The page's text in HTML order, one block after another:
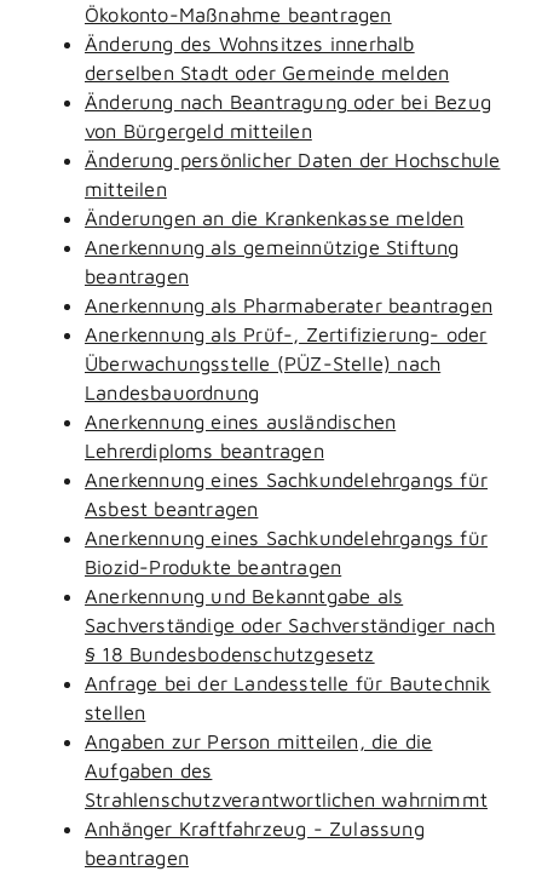
Ökokonto-Maßnahme beantragen
Änderung des Wohnsitzes innerhalb
derselben Stadt oder Gemeinde melden
Änderung nach Beantragung oder bei Bezug
von Bürgergeld mitteilen
Änderung persönlicher Daten der Hochschule
mitteilen
Änderungen an die Krankenkasse melden
Anerkennung als gemeinnützige Stiftung
beantragen
Anerkennung als Pharmaberater beantragen
Anerkennung als Prüf-, Zertifizierung- oder
Überwachungsstelle (PÜZ-Stelle) nach
Landesbauordnung
Anerkennung eines ausländischen
Lehrerdiploms beantragen
Anerkennung eines Sachkundelehrgangs für
Asbest beantragen
Anerkennung eines Sachkundelehrgangs für
Biozid-Produkte beantragen
Anerkennung und Bekanntgabe als
Sachverständige oder Sachverständiger nach
§ 18 Bundesbodenschutzgesetz
Anfrage bei der Landesstelle für Bautechnik
stellen
Angaben zur Person mitteilen, die die
Aufgaben des
Strahlenschutzverantwortlichen wahrnimmt
Anhänger Kraftfahrzeug - Zulassung
beantragen